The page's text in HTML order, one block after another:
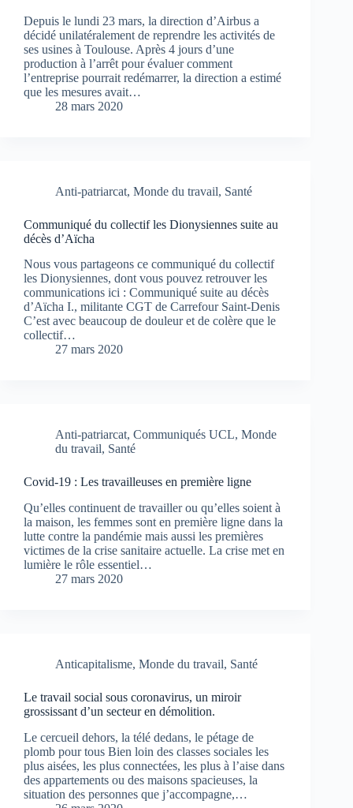
Depuis le lundi 23 mars, la direction d’Airbus a
décidé unilatéralement de reprendre les activités de
ses usines à Toulouse. Après 4 jours d’une
production à l’arrêt pour évaluer comment
l’entreprise pourrait redémarrer, la direction a estimé
que les mesures avait…
28 mars 2020
Anti-patriarcat, Monde du travail, Santé
Communiqué du collectif les Dionysiennes suite au
décès d’Aïcha
Nous vous partageons ce communiqué du collectif
les Dionysiennes, dont vous pouvez retrouver les
communications ici : Communiqué suite au décès
d’Aïcha I., militante CGT de Carrefour Saint-Denis
C’est avec beaucoup de douleur et de colère que le
collectif…
27 mars 2020
Anti-patriarcat, Communiqués UCL, Monde
du travail, Santé
Covid-19 : Les travailleuses en première ligne
Qu’elles continuent de travailler ou qu’elles soient à
la maison, les femmes sont en première ligne dans la
lutte contre la pandémie mais aussi les premières
victimes de la crise sanitaire actuelle. La crise met en
lumière le rôle essentiel…
27 mars 2020
Anticapitalisme, Monde du travail, Santé
Le travail social sous coronavirus, un miroir
grossissant d’un secteur en démolition.
Le cercueil dehors, la télé dedans, le pétage de
plomb pour tous Bien loin des classes sociales les
plus aisées, les plus connectées, les plus à l’aise dans
des appartements ou des maisons spacieuses, la
situation des personnes que j’accompagne,…